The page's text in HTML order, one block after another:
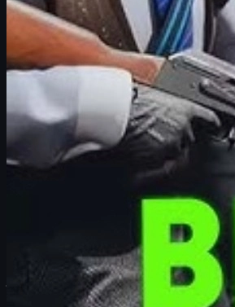
Với các tiêu chí này, chúng ta sẽ lần lượt
S-Tier CS2 Agents
là nhóm Agent "đỉnh của chóp" –
Các Agent S-Tier nổi bật:
Getaway Sally | The
Number K | The Professionals
–
Safecracker Voltzmann | The
Sir Bloody Loudmouth Darryl |
Sir Bloody Miami Darryl | The
Special Agent Ava | FBI
–
Đặc điểm chung của S-Tier: